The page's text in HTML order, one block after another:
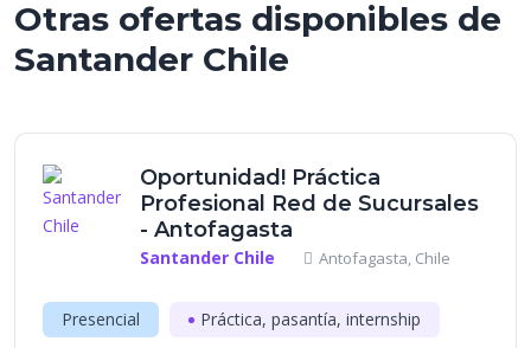
Otras ofertas disponibles de
Santander Chile
Oportunidad! Práctica
Profesional Red de Sucursales
- Antofagasta
Santander Chile Antofagasta, Chile
Presencial Práctica, pasantía, internship